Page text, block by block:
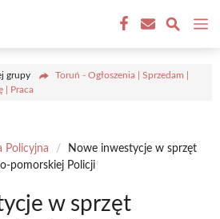
grupy
Toruń - Ogłoszenia | Sprzedam |
| Praca
Policyjna /
Nowe inwestycje w sprzęt
pomorskiej Policji
w sprzęt